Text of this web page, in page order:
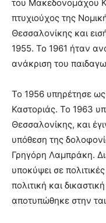
του Μακεδονομάχου
πτυχιούχος της
Θεσσαλονίκης και
1955. Το 1961 ήταν
ανάκριση του
Το 1956 υπηρέτησε ως
Καστοριάς. Το 1963
Θεσσαλονίκης, και
υπόθεση της
Γρηγόρη Λαμπράκη.
υποκύψει σε
πολιτική και
αποτυπώθηκε στην